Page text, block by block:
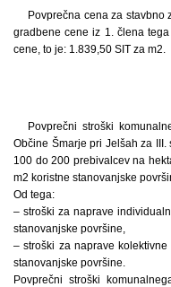
Povprečna cena za stavbno
gradbene cene iz 1. člena
cene, to je: 1.839,50 SIT za m2.
Povprečni stroški
Občine Šmarje pri Jelšah za
100 do 200 prebivalcev na
m2 koristne stanovanjske
Od tega:
– stroški za naprave
stanovanjske površine,
– stroški za naprave
stanovanjske površine.
Povprečni stroški